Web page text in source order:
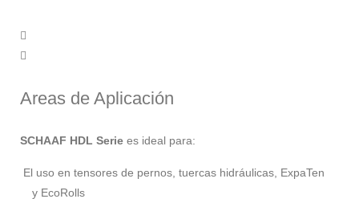
Areas de Aplicación
SCHAAF HDL Serie es ideal para:
El uso en tensores de pernos, tuercas hidráulicas, ExpaTen
y EcoRolls